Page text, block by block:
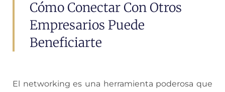
Cómo Conectar Con Otros
Empresarios Puede
Beneficiarte
El networking es una herramienta poderosa que